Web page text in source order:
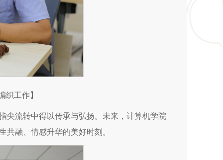
织工作】
尖流转中得以传承与弘扬。未来，计算机学院
共融、情感升华的美好时刻。